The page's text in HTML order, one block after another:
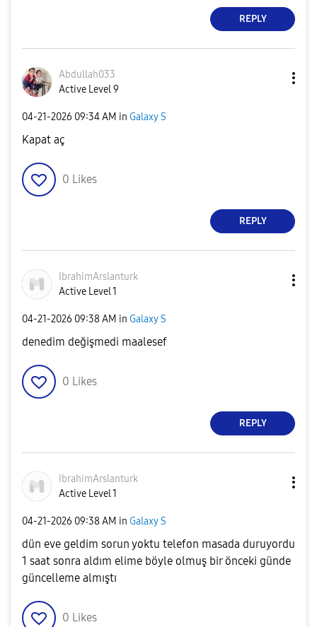
REPLY
Abdullah033
Active Level 9
‎04-21-2026 09:34 AM in Galaxy S
Kapat aç
0 Likes
REPLY
IbrahimArslanturk
Active Level 1
‎04-21-2026 09:38 AM in Galaxy S
denedim değişmedi maalesef
0 Likes
REPLY
IbrahimArslanturk
Active Level 1
‎04-21-2026 09:38 AM in Galaxy S
dün eve geldim sorun yoktu telefon masada duruyordu
1 saat sonra aldım elime böyle olmuş bir önceki günde
güncelleme almıştı
0 Likes